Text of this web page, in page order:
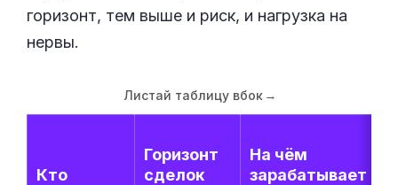
горизонт, тем выше и риск, и нагрузка на
нервы.
Листай таблицу вбок →
Кто
Горизонт
сделок
На чём
зарабатывает